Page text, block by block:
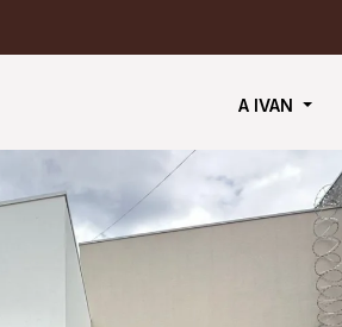
A IVAN